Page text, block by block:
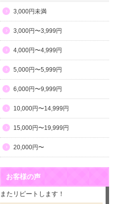
3,000円未満
3,000円〜3,999円
4,000円〜4,999円
5,000円〜5,999円
6,000円〜9,999円
10,000円〜14,999円
15,000円〜19,999円
20,000円〜
お客様の声
またリピートします！